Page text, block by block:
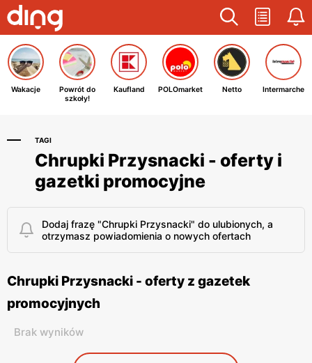
Wakacje
Powrót do
szkoły!
Kaufland POLOmarket Netto Intermarche
TAGI
Chrupki Przysnacki - oferty i
gazetki promocyjne
Dodaj frazę "Chrupki Przysnacki" do ulubionych, a
otrzymasz powiadomienia o nowych ofertach
Chrupki Przysnacki - oferty z gazetek
promocyjnych
Brak wyników